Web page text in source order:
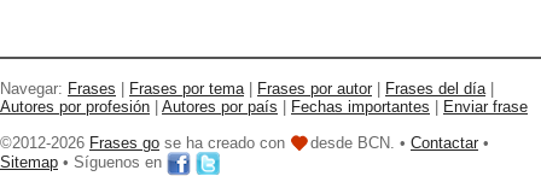
Navegar: Frases Frases por tema Frases por autor Frases del día
Autores por profesión
Autores por país Fechas importantes
Enviar frase
©2012-2026 Frases go se ha creado con desde BCN. • Contactar •
Sitemap • Síguenos en